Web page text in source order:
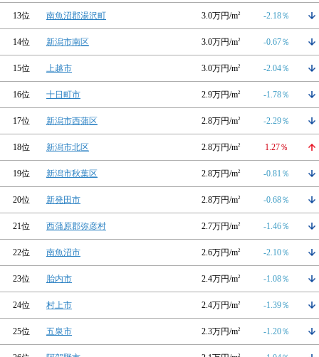
13位 南魚沼郡湯沢町 3.0万円/m2 -2.18％
14位 新潟市南区 3.0万円/m2 -0.67％
15位 上越市 3.0万円/m2 -2.04％
16位 十日町市 2.9万円/m2 -1.78％
17位 新潟市西蒲区 2.8万円/m2 -2.29％
18位 新潟市北区 2.8万円/m2 1.27％
19位 新潟市秋葉区 2.8万円/m2 -0.81％
20位 新発田市 2.8万円/m2 -0.68％
21位 西蒲原郡弥彦村 2.7万円/m2 -1.46％
22位 南魚沼市 2.6万円/m2 -2.10％
23位 胎内市 2.4万円/m2 -1.08％
24位 村上市 2.4万円/m2 -1.39％
25位 五泉市 2.3万円/m2 -1.20％
2